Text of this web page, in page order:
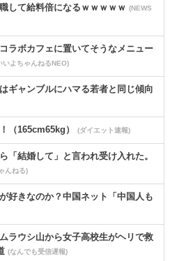
して給料倍になるｗｗｗｗｗ (NEWS
ラボカフェに置いてそうなメニュー
いよちゃんねるNEO)
ギャンブルにハマる若者と同じ傾向
（165cm65kg） (ダイエット速報)
「結婚して」と言われ受け入れた。
んねる)
好きなのか？中国ネット「中国人も
ラウシ山から女子高校生がヘリで救
(なんでも受信遅報)